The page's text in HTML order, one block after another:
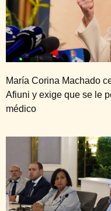
María Corina Machado
Afiuni y exige que se le
médico